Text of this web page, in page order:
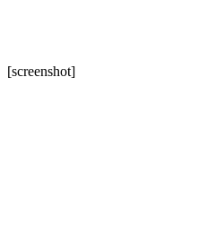
[screenshot]